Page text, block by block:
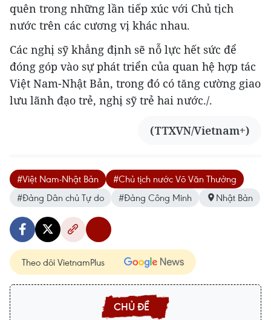
quên trong những lần tiếp xúc với Chủ tịch
nước trên các cương vị khác nhau.
Các nghị sỹ khẳng định sẽ nỗ lực hết sức để
đóng góp vào sự phát triển của quan hệ hợp tác
Việt Nam-Nhật Bản, trong đó có tăng cường giao
lưu lãnh đạo trẻ, nghị sỹ trẻ hai nước./.
(TTXVN/Vietnam+)
#Việt Nam-Nhật Bản
#Chủ tịch nước Võ Văn Thưởng
#Đảng Dân chủ Tự do
#Đảng Công Minh Nhật Bản
Theo dõi VietnamPlus